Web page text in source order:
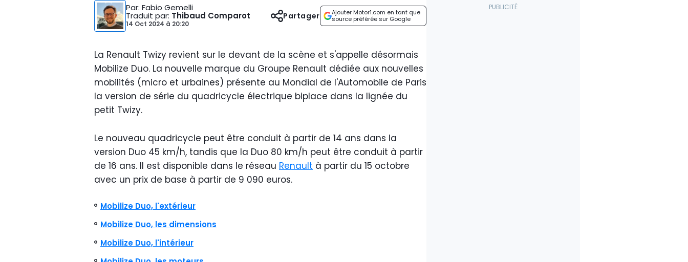
Par: Fabio Gemelli
Traduit par: Thibaud Comparot
14 Oct 2024 à 20:20
Ajouter Motor1.com en tant que
source préférée sur Google
Partager
La Renault Twizy revient sur le devant de la scène et s'appelle désormais
Mobilize Duo. La nouvelle marque du Groupe Renault dédiée aux nouvelles
mobilités (micro et urbaines) présente au Mondial de l'Automobile de Paris
la version de série du quadricycle électrique biplace dans la lignée du
petit Twizy.
Le nouveau quadricycle peut être conduit à partir de 14 ans dans la
version Duo 45 km/h, tandis que la Duo 80 km/h peut être conduit à partir
de 16 ans. Il est disponible dans le réseau Renault à partir du 15 octobre
avec un prix de base à partir de 9 090 euros.
Mobilize Duo, l'extérieur
Mobilize Duo, les dimensions
Mobilize Duo, l'intérieur